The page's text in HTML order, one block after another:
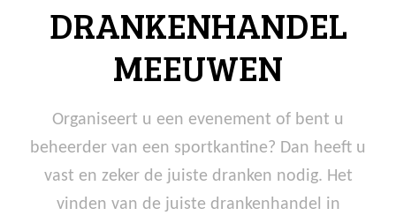
DRANKENHANDEL
MEEUWEN
Organiseert u een evenement of bent u
beheerder van een sportkantine? Dan heeft u
vast en zeker de juiste dranken nodig. Het
vinden van de juiste drankenhandel in